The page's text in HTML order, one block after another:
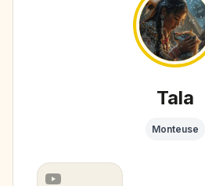
Tala
Monteuse